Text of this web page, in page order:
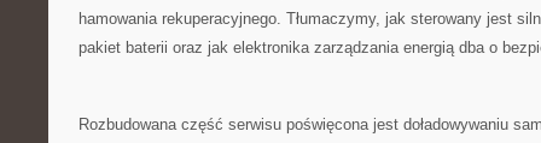
hamowania rekuperacyjnego. Tłumaczymy, jak sterowany jest
pakiet baterii oraz jak elektronika zarządzania energią dba o
Rozbudowana część serwisu poświęcona jest doładowywaniu